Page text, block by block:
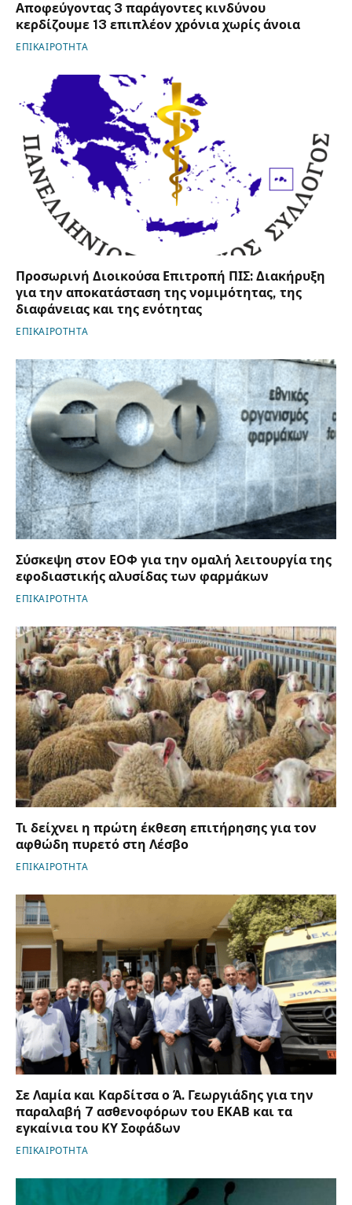
Αποφεύγοντας 3 παράγοντες κινδύνου
κερδίζουμε 13 επιπλέον χρόνια χωρίς άνοια
ΕΠΙΚΑΙΡΟΤΗΤΑ
Προσωρινή Διοικούσα Επιτροπή ΠΙΣ: Διακήρυξη
για την αποκατάσταση της νομιμότητας, της
διαφάνειας και της ενότητας
ΕΠΙΚΑΙΡΟΤΗΤΑ
Σύσκεψη στον ΕΟΦ για την ομαλή λειτουργία της
εφοδιαστικής αλυσίδας των φαρμάκων
ΕΠΙΚΑΙΡΟΤΗΤΑ
Τι δείχνει η πρώτη έκθεση επιτήρησης για τον
αφθώδη πυρετό στη Λέσβο
ΕΠΙΚΑΙΡΟΤΗΤΑ
Σε Λαμία και Καρδίτσα ο Ά. Γεωργιάδης για την
παραλαβή 7 ασθενοφόρων του ΕΚΑΒ και τα
εγκαίνια του ΚΥ Σοφάδων
ΕΠΙΚΑΙΡΟΤΗΤΑ